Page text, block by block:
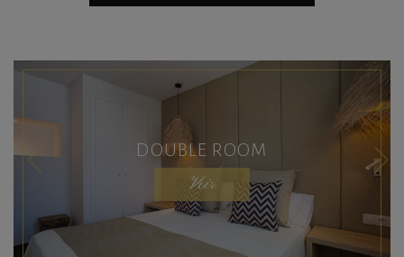
DOUBLE ROOM
Voir